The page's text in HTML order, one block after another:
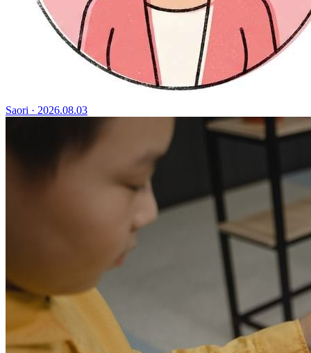
Saori · 2026.08.03